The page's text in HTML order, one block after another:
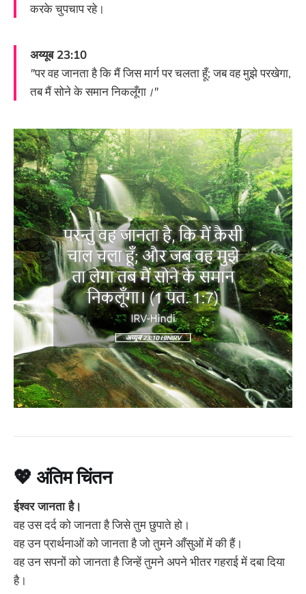
करके चुपचाप रहे।
अय्यूब 23:10
"पर वह जानता है कि मैं जिस मार्ग पर चलता हूँ; जब वह मुझे परखेगा,
तब मैं सोने के समान निकलूँगा ।"
💖 अंतिम चिंतन
ईश्वर जानता है।
वह उस दर्द को जानता है जिसे तुम छुपाते हो।
वह उन प्रार्थनाओं को जानता है जो तुमने आँसुओं में की हैं।
वह उन सपनों को जानता है जिन्हें तुमने अपने भीतर गहराई में दबा दिया
है।